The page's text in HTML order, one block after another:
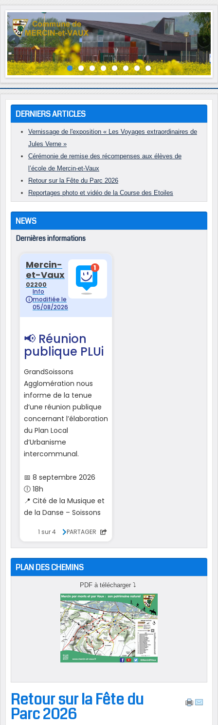
DERNIERS ARTICLES
Vernissage de l'exposition « Les Voyages extraordinaires de
Jules Verne »
Cérémonie de remise des récompenses aux élèves de
l’école de Mercin-et-Vaux
Retour sur la Fête du Parc 2026
Reportages photo et vidéo de la Course des Etoiles
NEWS
Dernières informations
PLAN DES CHEMINS
PDF à télécharger ⤵
Retour sur la Fête du
Parc 2026
Année
précédente
Mois
précédent
Année
suivante
Mois
suivant